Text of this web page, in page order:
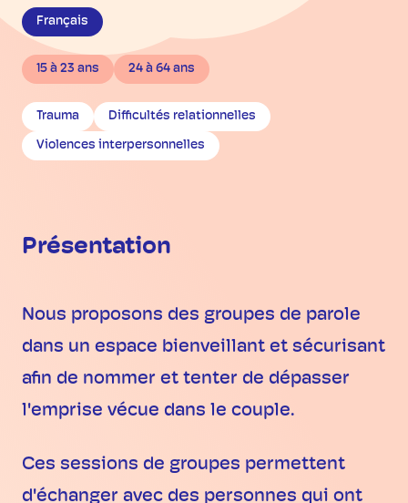
Français
15 à 23 ans 24 à 64 ans
Trauma Difficultés relationnelles
Violences interpersonnelles
Présentation
Nous proposons des groupes de parole
dans un espace bienveillant et sécurisant
afin de nommer et tenter de dépasser
l'emprise vécue dans le couple.
Ces sessions de groupes permettent
d'échanger avec des personnes qui ont